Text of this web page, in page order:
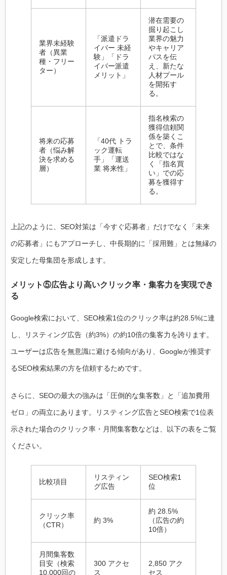
業界未経験
者（異業
種・フリー
ター）
「派遣ドラ
イバー 未経
験」「ドラ
イバー派遣
メリット」
潜在需要の
掘り起こし
業界の魅力
やキャリア
パスを伝
え、新たな
人材プール
を開拓す
る。
将来の応募
者（悩み解
決を求める
層）
「40代 トラ
ック運転
手」「運送
業 将来性」
指名検索の
獲得信頼関
係を築くこ
とで、条件
比較ではな
く「指名買
い」での応
募を獲得す
る。
上記のように、SEO対策は「今すぐ応募者」だけでなく「未来
の応募者」にもアプローチし、中長期的に「採用難」とは無縁の
安定した母集団を形成します。
メリット⑤広告より高いクリック率・集客力を実現でき
る
Google検索において、SEO検索1位のクリック率は約28.5%に達
し、リスティング広告（約3%）の約10倍の集客力を誇ります。
ユーザーは広告を無意識に避ける傾向があり、Googleが推奨す
るSEO検索結果の方を信頼するためです。
さらに、SEOの最大の強みは「圧倒的な集客数」と「追加費用
ゼロ」の両立にあります。リスティング広告とSEO検索で1位表
示された場合のクリック率・月間集客数などは、以下の表をご覧
ください。
比較項目
リスティン
グ広告
SEO検索1
位
クリック率
（CTR）
約 3%
約 28.5%
（広告の約
10倍）
月間集客数
目安（検索
10,000回の
300 アクセ
ス
2,850 アク
セス